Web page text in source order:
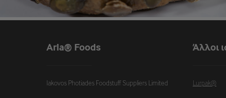
Arla® Foods
Iakovos Photiades Foodstuff Suppliers Limited
Άλλοι
Lurpak®